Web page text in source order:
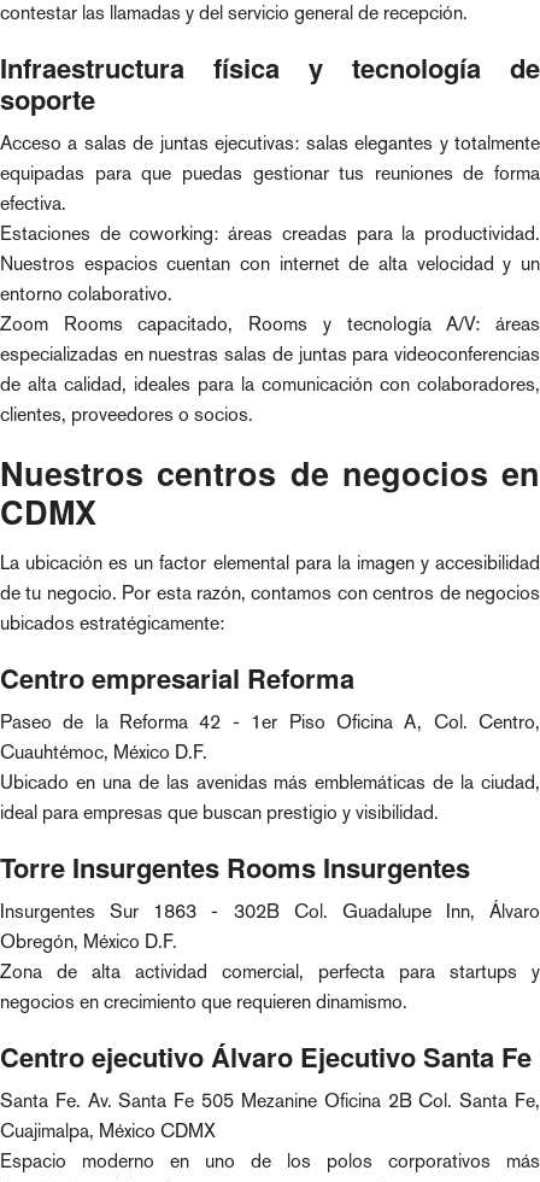
contestar las llamadas y del servicio general de recepción.
Infraestructura física y tecnología de
soporte
Acceso a salas de juntas ejecutivas: salas elegantes y totalmente
equipadas para que puedas gestionar tus reuniones de forma
efectiva.
Estaciones de coworking: áreas creadas para la productividad.
Nuestros espacios cuentan con internet de alta velocidad y un
entorno colaborativo.
Zoom Rooms capacitado, Rooms y tecnología A/V: áreas
especializadas en nuestras salas de juntas para videoconferencias
de alta calidad, ideales para la comunicación con colaboradores,
clientes, proveedores o socios.
Nuestros centros de negocios en
CDMX
La ubicación es un factor elemental para la imagen y accesibilidad
de tu negocio. Por esta razón, contamos con centros de negocios
ubicados estratégicamente:
Centro empresarial Reforma
Paseo de la Reforma 42 - 1er Piso Oficina A, Col. Centro,
Cuauhtémoc, México D.F.
Ubicado en una de las avenidas más emblemáticas de la ciudad,
ideal para empresas que buscan prestigio y visibilidad.
Torre Insurgentes Rooms Insurgentes
Insurgentes Sur 1863 - 302B Col. Guadalupe Inn, Álvaro
Obregón, México D.F.
Zona de alta actividad comercial, perfecta para startups y
negocios en crecimiento que requieren dinamismo.
Centro ejecutivo Álvaro Ejecutivo Santa Fe
Santa Fe. Av. Santa Fe 505 Mezanine Oficina 2B Col. Santa Fe,
Cuajimalpa, México CDMX
Espacio moderno en uno de los polos corporativos más